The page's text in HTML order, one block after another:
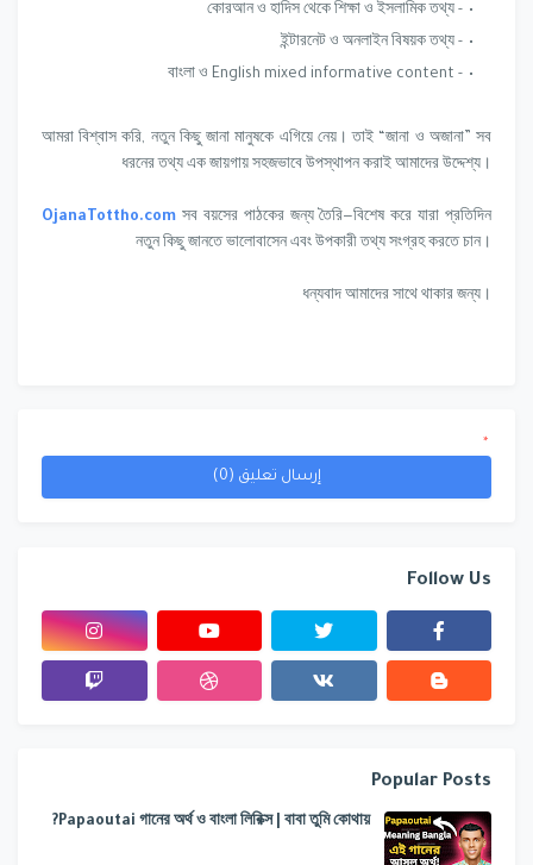
- কোরআন ও হাদিস থেকে শিক্ষা ও ইসলামিক তথ্য
- ইন্টারনেট ও অনলাইন বিষয়ক তথ্য
- বাংলা ও English mixed informative content
আমরা বিশ্বাস করি, নতুন কিছু জানা মানুষকে এগিয়ে নেয়। তাই “জানা ও অজানা” সব
ধরনের তথ্য এক জায়গায় সহজভাবে উপস্থাপন করাই আমাদের উদ্দেশ্য।
OjanaTottho.com সব বয়সের পাঠকের জন্য তৈরি—বিশেষ করে যারা প্রতিদিন
নতুন কিছু জানতে ভালোবাসেন এবং উপকারী তথ্য সংগ্রহ করতে চান।
ধন্যবাদ আমাদের সাথে থাকার জন্য।
*
إرسال تعليق (0)
Follow Us
Popular Posts
Papaoutai গানের অর্থ ও বাংলা লিরিক্স | বাবা তুমি কোথায়?